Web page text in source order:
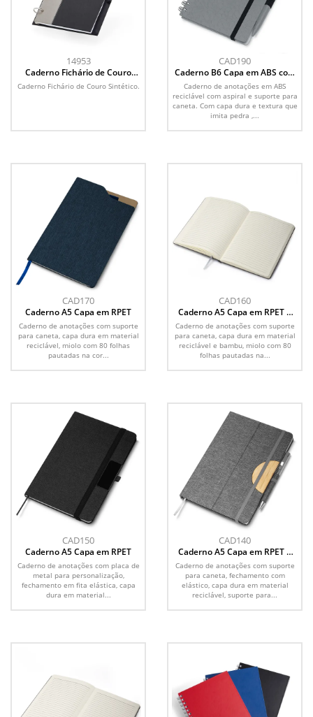
14953
Caderno Fichário de Couro
Sintético
Caderno Fichário de Couro Sintético.
CAD190
Caderno B6 Capa em ABS com
Caneta
Caderno de anotações em ABS
reciclável com aspiral e suporte para
caneta. Com capa dura e textura que
imita pedra ,...
CAD170
Caderno A5 Capa em RPET
Caderno de anotações com suporte
para caneta, capa dura em material
reciclável, miolo com 80 folhas
pautadas na cor...
CAD160
Caderno A5 Capa em RPET e
Bambu
Caderno de anotações com suporte
para caneta, capa dura em material
reciclável e bambu, miolo com 80
folhas pautadas na...
CAD150
Caderno A5 Capa em RPET
Caderno de anotações com placa de
metal para personalização,
fechamento em fita elástica, capa
dura em material...
CAD140
Caderno A5 Capa em RPET e
detalhe em Bambu
Caderno de anotações com suporte
para caneta, fechamento com
elástico, capa dura em material
reciclável, suporte para...